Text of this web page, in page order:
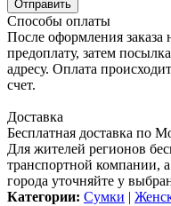
Способы оплаты
После оформления
предоплату, затем
адресу. Оплата
счет.
Доставка
Бесплатная доставка по
Для жителей регионов
транспортной компании,
города уточняйте у
Категории: Сумки |